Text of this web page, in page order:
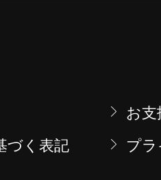
お
づく表記
プ